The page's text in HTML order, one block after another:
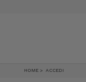
HOME ACCEDI